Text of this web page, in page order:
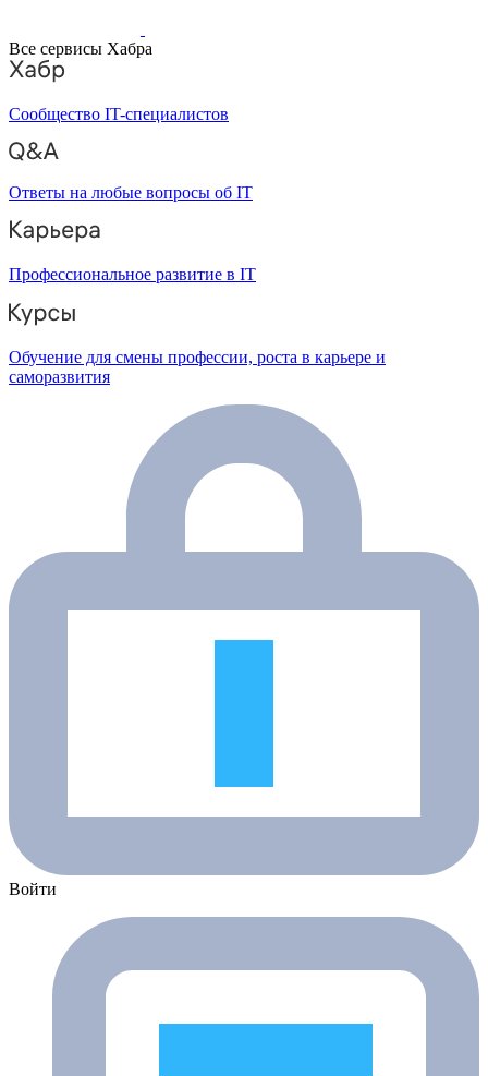
Все сервисы Хабра
Сообщество IT-специалистов
Ответы на любые вопросы об IT
Профессиональное развитие в IT
Обучение для смены профессии, роста в карьере и
саморазвития
Войти